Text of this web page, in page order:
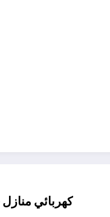
كهربائي منازل حي